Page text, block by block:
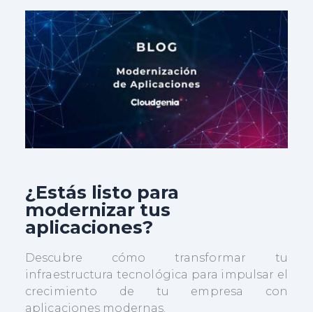
¿Estás listo para
modernizar tus
aplicaciones?
Descubre cómo transformar tu
infraestructura tecnológica para impulsar el
crecimiento de tu empresa con
aplicaciones modernas.